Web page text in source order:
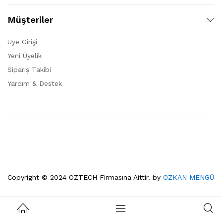
Müşteriler
Üye Girişi
Yeni Üyelik
Sipariş Takibi
Yardım & Destek
Copyright © 2024 ÖZTECH Firmasına Aittir. by ÖZKAN MENGÜ